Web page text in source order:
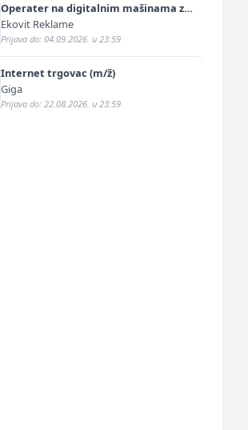
Operater na digitalnim mašinama za
štampu i doradu (m/ž)
Ekovit Reklame
Prijava do: 04.09.2026. u 23:59
Internet trgovac (m/ž)
Giga
Prijava do: 22.08.2026. u 23:59